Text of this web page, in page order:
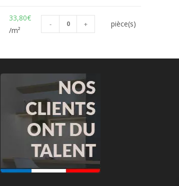
33,80€
/m²
- + pièce(s)